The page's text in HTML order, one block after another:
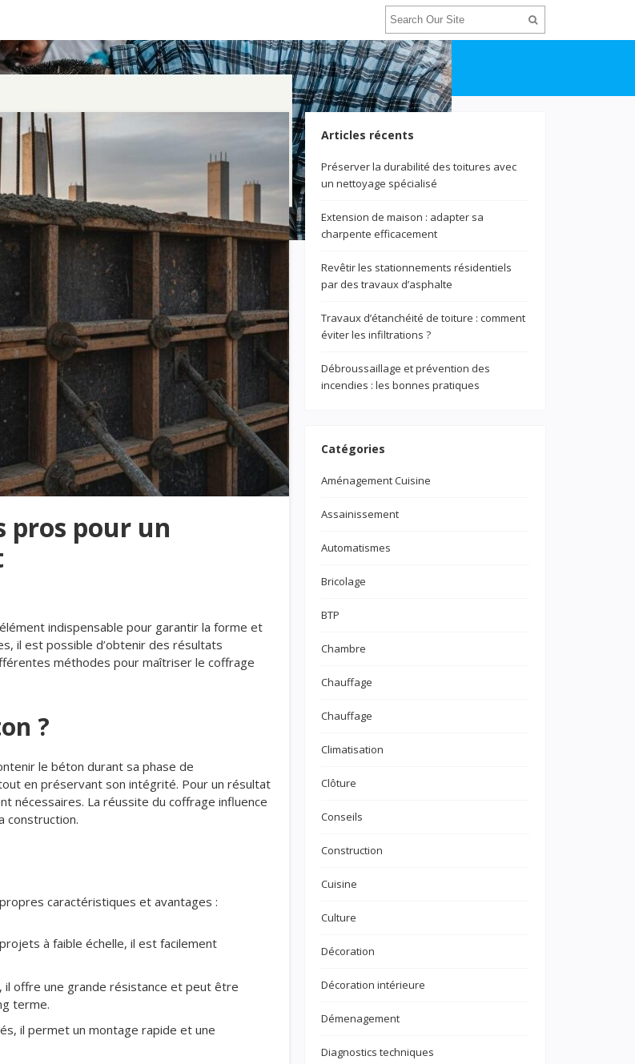
pros pour un
indispensable pour garantir la forme et
il est possible d’obtenir des résultats
méthodes pour maîtriser le coffrage
?
le béton durant sa phase de
en préservant son intégrité. Pour un résultat
nécessaires. La réussite du coffrage influence
construction.
caractéristiques et avantages :
à faible échelle, il est facilement
il offre une grande résistance et peut être
terme.
il permet un montage rapide et une
Articles récents
Préserver la durabilité des toitures avec
un nettoyage spécialisé
Extension de maison : adapter sa
charpente efficacement
Revêtir les stationnements résidentiels
par des travaux d’asphalte
Travaux d’étanchéité de toiture : comment
éviter les infiltrations ?
Débroussaillage et prévention des
incendies : les bonnes pratiques
Catégories
Aménagement Cuisine
Assainissement
Automatismes
Bricolage
BTP
Chambre
Chauffage
Chauffage
Climatisation
Clôture
Conseils
Construction
Cuisine
Culture
Décoration
Décoration intérieure
Démenagement
Diagnostics techniques